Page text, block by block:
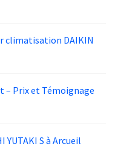
climatisation DAIKIN
– Prix et Témoignage
S à Arcueil